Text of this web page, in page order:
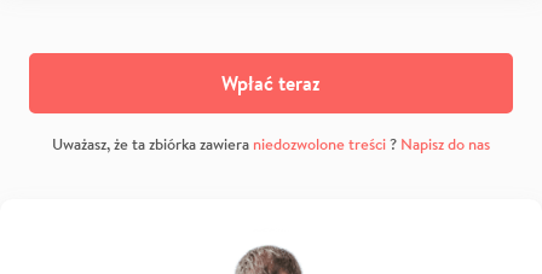
Wpłać teraz
Uważasz, że ta zbiórka zawiera niedozwolone treści? Napisz do nas